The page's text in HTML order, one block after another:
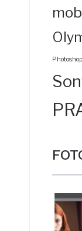
Photoshop